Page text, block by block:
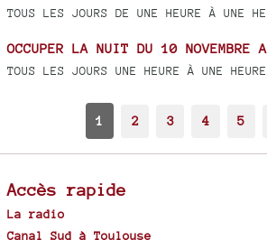
TOUS LES JOURS DE UNE HEURE À UNE
OCCUPER LA NUIT DU 10 NOVEMBRE
TOUS LES JOURS UNE HEURE À UNE
1 2 3 4 5
Accès rapide
La radio
Canal Sud à Toulouse